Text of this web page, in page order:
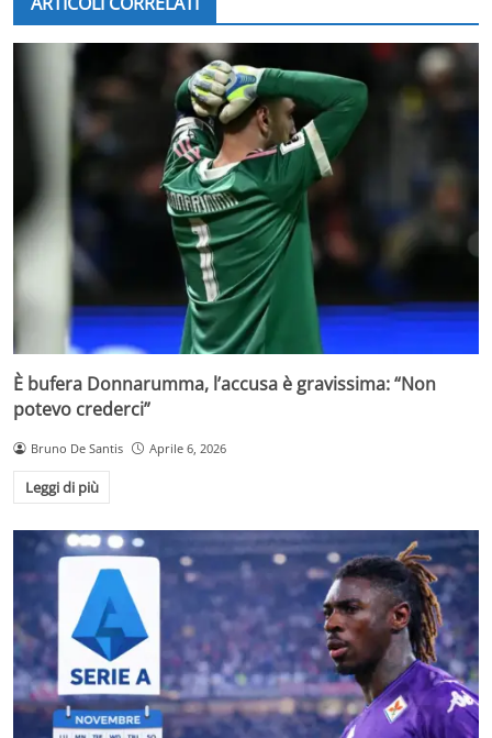
È bufera Donnarumma, l’accusa è gravissima: “Non
potevo crederci”
Bruno De Santis Aprile 6, 2026
Leggi di più